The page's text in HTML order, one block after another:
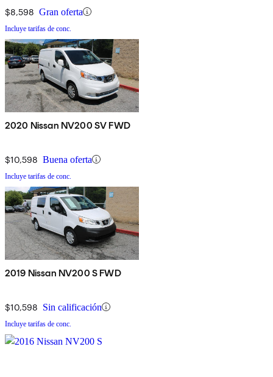
$8,598 Gran oferta
Incluye tarifas de conc.
2020 Nissan NV200 SV FWD
$10,598 Buena oferta
Incluye tarifas de conc.
2019 Nissan NV200 S FWD
$10,598 Sin calificación
Incluye tarifas de conc.